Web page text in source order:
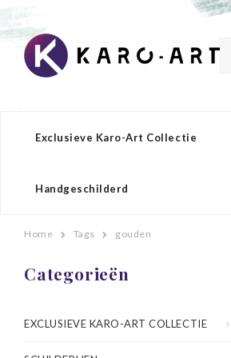
Exclusieve Karo-Art Collectie
Handgeschilderd
Home Tags gouden
Categorieën
EXCLUSIEVE KARO-ART COLLECTIE